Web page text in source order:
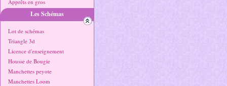
Apprêts en gros
Les Schémas
Lot de schémas
Triangle 3d
Licence d'enseignement
Housse de Bougie
Manchettes peyote
Manchettes Loom